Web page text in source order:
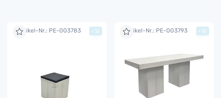
Artikel-Nr.: PE-003783 + Artikel-Nr.: PE-003793 +